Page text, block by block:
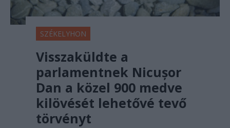
SZÉKELYHON
Visszaküldte a
parlamentnek Nicușor
Dan a közel 900 medve
kilövését lehetővé tevő
törvényt